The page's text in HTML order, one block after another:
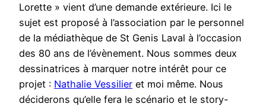
Lorette » vient d’une demande extérieure. Ici le
sujet est proposé à l’association par le personnel
de la médiathèque de St Genis Laval à l’occasion
des 80 ans de l’évènement. Nous sommes deux
dessinatrices à marquer notre intérêt pour ce
projet : Nathalie Vessilier et moi même. Nous
déciderons qu’elle fera le scénario et le story-